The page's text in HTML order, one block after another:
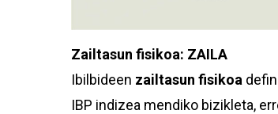
Zailtasun fisikoa: ZAILA
Ibilbideen zailtasun fisikoa
IBP indizea mendiko bizikleta,